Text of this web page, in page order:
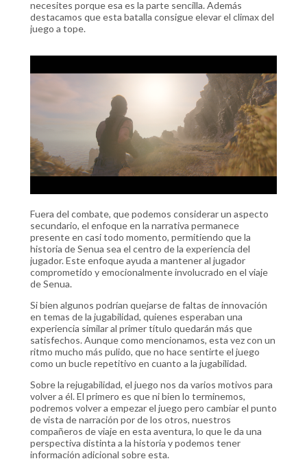
necesites porque esa es la parte sencilla. Además
destacamos que esta batalla consigue elevar el climax del
juego a tope.
Fuera del combate, que podemos considerar un aspecto
secundario, el enfoque en la narrativa permanece
presente en casi todo momento, permitiendo que la
historia de Senua sea el centro de la experiencia del
jugador. Este enfoque ayuda a mantener al jugador
comprometido y emocionalmente involucrado en el viaje
de Senua​.
Si bien algunos podrían quejarse de faltas de innovación
en temas de la jugabilidad, quienes esperaban una
experiencia similar al primer título quedarán más que
satisfechos. Aunque como mencionamos, esta vez con un
ritmo mucho más pulido, que no hace sentirte el juego
como un bucle repetitivo en cuanto a la jugabilidad.
Sobre la rejugabilidad, el juego nos da varios motivos para
volver a él. El primero es que ni bien lo terminemos,
podremos volver a empezar el juego pero cambiar el punto
de vista de narración por de los otros, nuestros
compañeros de viaje en esta aventura, lo que le da una
perspectiva distinta a la historia y podemos tener
información adicional sobre esta.